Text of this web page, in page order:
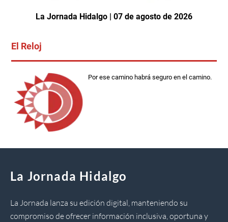
La Jornada Hidalgo | 07 de agosto de 2026
El Reloj
Por ese camino habrá seguro en el camino.
La Jornada Hidalgo
La Jornada lanza su edición digital, manteniendo su
compromiso de ofrecer información inclusiva, oportuna y